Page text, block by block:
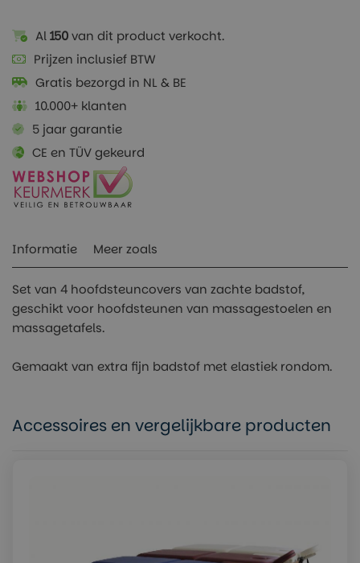
Al150van dit product verkocht.
Prijzen inclusief BTW
Gratis bezorgd in NL & BE
10.000+ klanten
5 jaar garantie
CE en TÜV gekeurd
Informatie Meer zoals
Set van 4 hoofdsteuncovers van zachte badstof,
geschikt voor hoofdsteunen van massagestoelen en
massagetafels.
Gemaakt van extra fijn badstof met elastiek rondom.
Accessoires en vergelijkbare producten